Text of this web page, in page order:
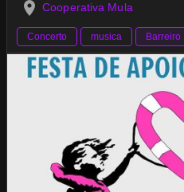
Cooperativa Mula
Concerto musica Barreiro